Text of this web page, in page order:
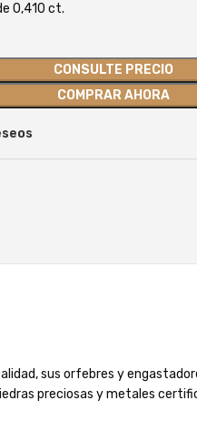
0,410 ct.
CONSULTE PRECIO
COMPRAR AHORA
sus orfebres y
preciosas y metales